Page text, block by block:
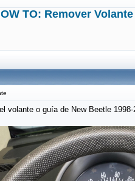
TO: Remover Volante
volante o guía de New Beetle 1998-